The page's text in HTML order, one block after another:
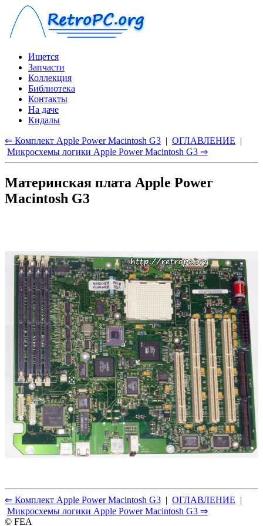
Ищется
Запчасти
Коллекция
Библиотека
Контакты
На даче
Кидалы
⇐ Комплект Apple Power Macintosh G3 | ОГЛАВЛЕНИЕ |
Микросхемы логики Apple Power Macintosh G3 ⇒
Материнская плата Apple Power
Macintosh G3
⇐ Комплект Apple Power Macintosh G3 | ОГЛАВЛЕНИЕ |
Микросхемы логики Apple Power Macintosh G3 ⇒
© FEA